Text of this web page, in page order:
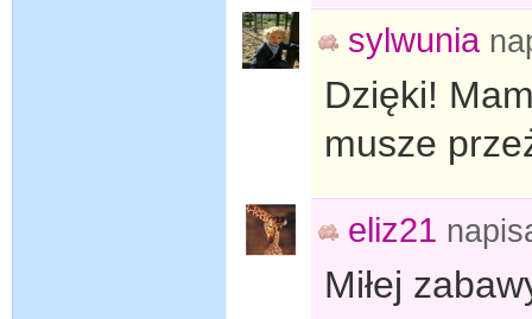
sylwunia
Dzięki!
musze
eliz21
Miłej